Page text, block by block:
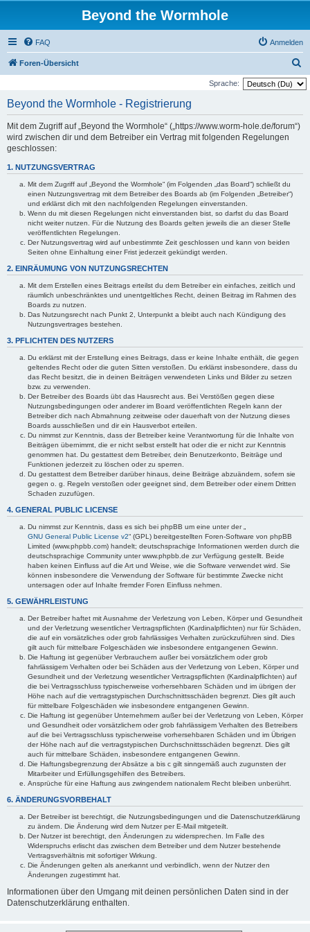
Beyond the Wormhole
FAQ Anmelden
Foren-Übersicht
u
Sprache:
Beyond the Wormhole - Registrierung
Mit dem Zugriff auf „Beyond the Wormhole“ („https://www.worm-hole.de/forum“)
wird zwischen dir und dem Betreiber ein Vertrag mit folgenden Regelungen
geschlossen:
1. NUTZUNGSVERTRAG
Mit dem Zugriff auf „Beyond the Wormhole“ (im Folgenden „das Board“) schließt du
einen Nutzungsvertrag mit dem Betreiber des Boards ab (im Folgenden „Betreiber“)
und erklärst dich mit den nachfolgenden Regelungen einverstanden.
Wenn du mit diesen Regelungen nicht einverstanden bist, so darfst du das Board
nicht weiter nutzen. Für die Nutzung des Boards gelten jeweils die an dieser Stelle
veröffentlichten Regelungen.
Der Nutzungsvertrag wird auf unbestimmte Zeit geschlossen und kann von beiden
Seiten ohne Einhaltung einer Frist jederzeit gekündigt werden.
2. EINRÄUMUNG VON NUTZUNGSRECHTEN
Mit dem Erstellen eines Beitrags erteilst du dem Betreiber ein einfaches, zeitlich und
räumlich unbeschränktes und unentgeltliches Recht, deinen Beitrag im Rahmen des
Boards zu nutzen.
Das Nutzungsrecht nach Punkt 2, Unterpunkt a bleibt auch nach Kündigung des
Nutzungsvertrages bestehen.
3. PFLICHTEN DES NUTZERS
Du erklärst mit der Erstellung eines Beitrags, dass er keine Inhalte enthält, die gegen
geltendes Recht oder die guten Sitten verstoßen. Du erklärst insbesondere, dass du
das Recht besitzt, die in deinen Beiträgen verwendeten Links und Bilder zu setzen
bzw. zu verwenden.
Der Betreiber des Boards übt das Hausrecht aus. Bei Verstößen gegen diese
Nutzungsbedingungen oder anderer im Board veröffentlichten Regeln kann der
Betreiber dich nach Abmahnung zeitweise oder dauerhaft von der Nutzung dieses
Boards ausschließen und dir ein Hausverbot erteilen.
Du nimmst zur Kenntnis, dass der Betreiber keine Verantwortung für die Inhalte von
Beiträgen übernimmt, die er nicht selbst erstellt hat oder die er nicht zur Kenntnis
genommen hat. Du gestattest dem Betreiber, dein Benutzerkonto, Beiträge und
Funktionen jederzeit zu löschen oder zu sperren.
Du gestattest dem Betreiber darüber hinaus, deine Beiträge abzuändern, sofern sie
gegen o. g. Regeln verstoßen oder geeignet sind, dem Betreiber oder einem Dritten
Schaden zuzufügen.
4. GENERAL PUBLIC LICENSE
Du nimmst zur Kenntnis, dass es sich bei phpBB um eine unter der „
GNU General Public License v2“ (GPL) bereitgestellten Foren-Software von phpBB
Limited (www.phpbb.com) handelt; deutschsprachige Informationen werden durch die
deutschsprachige Community unter www.phpbb.de zur Verfügung gestellt. Beide
haben keinen Einfluss auf die Art und Weise, wie die Software verwendet wird. Sie
können insbesondere die Verwendung der Software für bestimmte Zwecke nicht
untersagen oder auf Inhalte fremder Foren Einfluss nehmen.
5. GEWÄHRLEISTUNG
Der Betreiber haftet mit Ausnahme der Verletzung von Leben, Körper und Gesundheit
und der Verletzung wesentlicher Vertragspflichten (Kardinalpflichten) nur für Schäden,
die auf ein vorsätzliches oder grob fahrlässiges Verhalten zurückzuführen sind. Dies
gilt auch für mittelbare Folgeschäden wie insbesondere entgangenen Gewinn.
Die Haftung ist gegenüber Verbrauchern außer bei vorsätzlichem oder grob
fahrlässigem Verhalten oder bei Schäden aus der Verletzung von Leben, Körper und
Gesundheit und der Verletzung wesentlicher Vertragspflichten (Kardinalpflichten) auf
die bei Vertragsschluss typischerweise vorhersehbaren Schäden und im übrigen der
Höhe nach auf die vertragstypischen Durchschnittsschäden begrenzt. Dies gilt auch
für mittelbare Folgeschäden wie insbesondere entgangenen Gewinn.
Die Haftung ist gegenüber Unternehmern außer bei der Verletzung von Leben, Körper
und Gesundheit oder vorsätzlichem oder grob fahrlässigem Verhalten des Betreibers
auf die bei Vertragsschluss typischerweise vorhersehbaren Schäden und im Übrigen
der Höhe nach auf die vertragstypischen Durchschnittsschäden begrenzt. Dies gilt
auch für mittelbare Schäden, insbesondere entgangenen Gewinn.
Die Haftungsbegrenzung der Absätze a bis c gilt sinngemäß auch zugunsten der
Mitarbeiter und Erfüllungsgehilfen des Betreibers.
Ansprüche für eine Haftung aus zwingendem nationalem Recht bleiben unberührt.
6. ÄNDERUNGSVORBEHALT
Der Betreiber ist berechtigt, die Nutzungsbedingungen und die Datenschutzerklärung
zu ändern. Die Änderung wird dem Nutzer per E-Mail mitgeteilt.
Der Nutzer ist berechtigt, den Änderungen zu widersprechen. Im Falle des
Widerspruchs erlischt das zwischen dem Betreiber und dem Nutzer bestehende
Vertragsverhältnis mit sofortiger Wirkung.
Die Änderungen gelten als anerkannt und verbindlich, wenn der Nutzer den
Änderungen zugestimmt hat.
Informationen über den Umgang mit deinen persönlichen Daten sind in der
Datenschutzerklärung enthalten.